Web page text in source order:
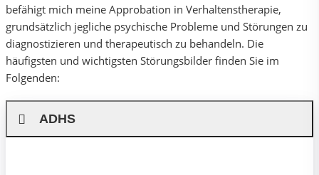
befähigt mich meine Approbation in Verhaltenstherapie,
grundsätzlich jegliche psychische Probleme und Störungen zu
diagnostizieren und therapeutisch zu behandeln. Die
häufigsten und wichtigsten Störungsbilder finden Sie im
Folgenden:
ADHS